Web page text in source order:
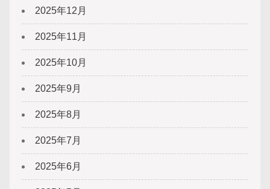
2025年12月
2025年11月
2025年10月
2025年9月
2025年8月
2025年7月
2025年6月